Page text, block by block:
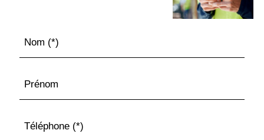
Nom (*)
Prénom
Téléphone (*)